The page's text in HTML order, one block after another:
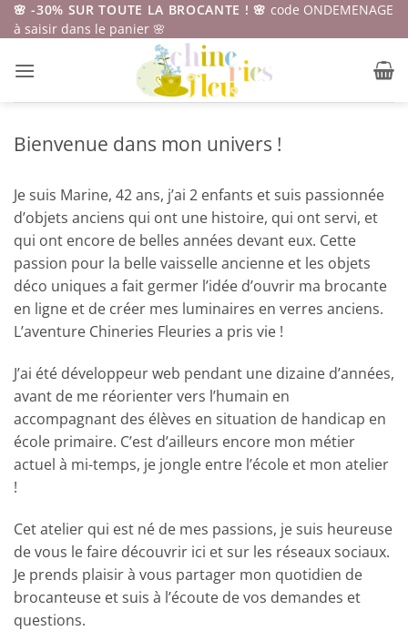
Passer
au
🌸 -30% SUR TOUTE LA BROCANTE ! 🌸 code ONDEMENAGE
à saisir dans le panier 🌸
Bienvenue dans mon univers !
Je suis Marine, 42 ans, j’ai 2 enfants et suis passionnée
d’objets anciens qui ont une histoire, qui ont servi, et
qui ont encore de belles années devant eux. Cette
passion pour la belle vaisselle ancienne et les objets
déco uniques a fait germer l’idée d’ouvrir ma brocante
en ligne et de créer mes luminaires en verres anciens.
L’aventure Chineries Fleuries a pris vie !
J’ai été développeur web pendant une dizaine d’années,
avant de me réorienter vers l’humain en
accompagnant des élèves en situation de handicap en
école primaire. C’est d’ailleurs encore mon métier
actuel à mi-temps, je jongle entre l’école et mon atelier
!
Cet atelier qui est né de mes passions, je suis heureuse
de vous le faire découvrir ici et sur les réseaux sociaux.
Je prends plaisir à vous partager mon quotidien de
brocanteuse et suis à l’écoute de vos demandes et
questions.